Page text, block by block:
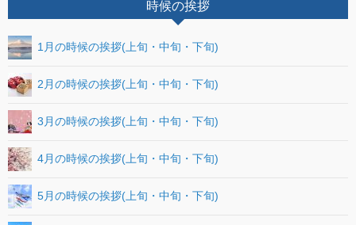
時候の挨拶
1月の時候の挨拶(上旬・中旬・下旬)
2月の時候の挨拶(上旬・中旬・下旬)
3月の時候の挨拶(上旬・中旬・下旬)
4月の時候の挨拶(上旬・中旬・下旬)
5月の時候の挨拶(上旬・中旬・下旬)